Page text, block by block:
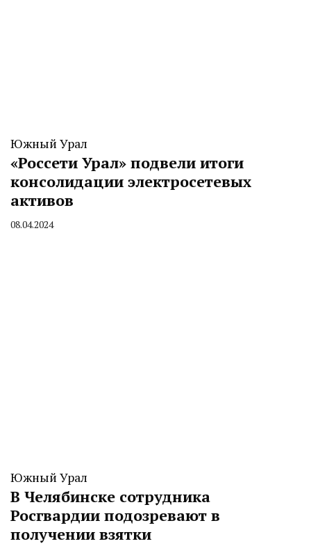
Южный Урал
«Россети Урал» подвели итоги
консолидации электросетевых
активов
By
08.04.2024
Южный Урал
В Челябинске сотрудника
Росгвардии подозревают в
получении взятки